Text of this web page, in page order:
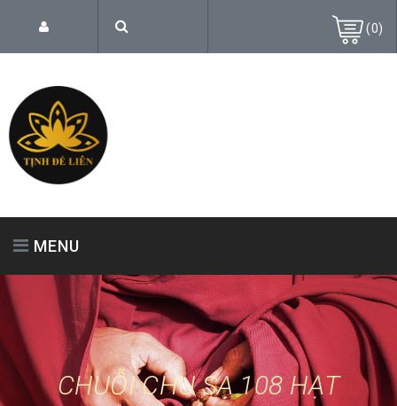
(0)
MENU
TRANG CHỦ GIỚI THIỆU SẢN PHẨM
CHUỖI CHU SA 108 HẠT